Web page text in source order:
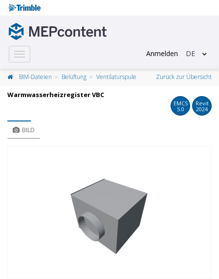
Toggle
navigation
Anmelden DE
BIM-Dateien Belüftung Ventilaturspule Zurück zur Übersicht
Warmwasserheizregister VBC
EMCS
5.0
Revit
2024
BILD